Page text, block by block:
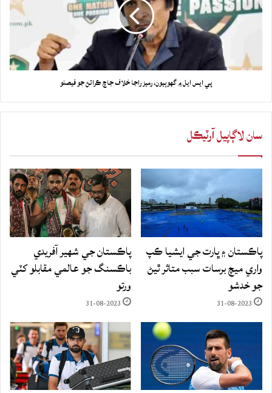
پي ايس ايل ۾ گهوٻيون، رميز راجا خلاف جاچ ڪرائڻ جو فيصلو
سان لاڳاپيل آرٽيڪل
پاڪستان ۽ ڀارت جي ايشيا ڪپ
واري ميچ برسات سبب متاثر ٿيڻ
جو خدشو
31-08-2023
پاڪستان جي شهير آفريدي
باڪسنگ جو عالمي مقابلو کٽي
ورتو
31-08-2023